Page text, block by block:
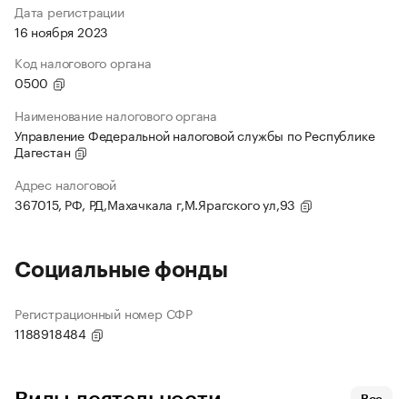
Дата регистрации
16 ноября 2023
Код налогового органа
0500
Наименование налогового органа
Управление Федеральной налоговой службы по Республике
Дагестан
Адрес налоговой
367015, РФ, РД,Махачкала г,М.Ярагского ул,93
Социальные фонды
Регистрационный номер СФР
1188918484